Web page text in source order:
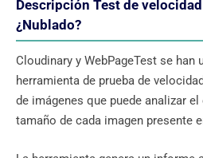
Descripción Test de
¿Nublado?
Cloudinary y WebPageTest se han
herramienta de prueba de
de imágenes que puede analizar
tamaño de cada imagen presente